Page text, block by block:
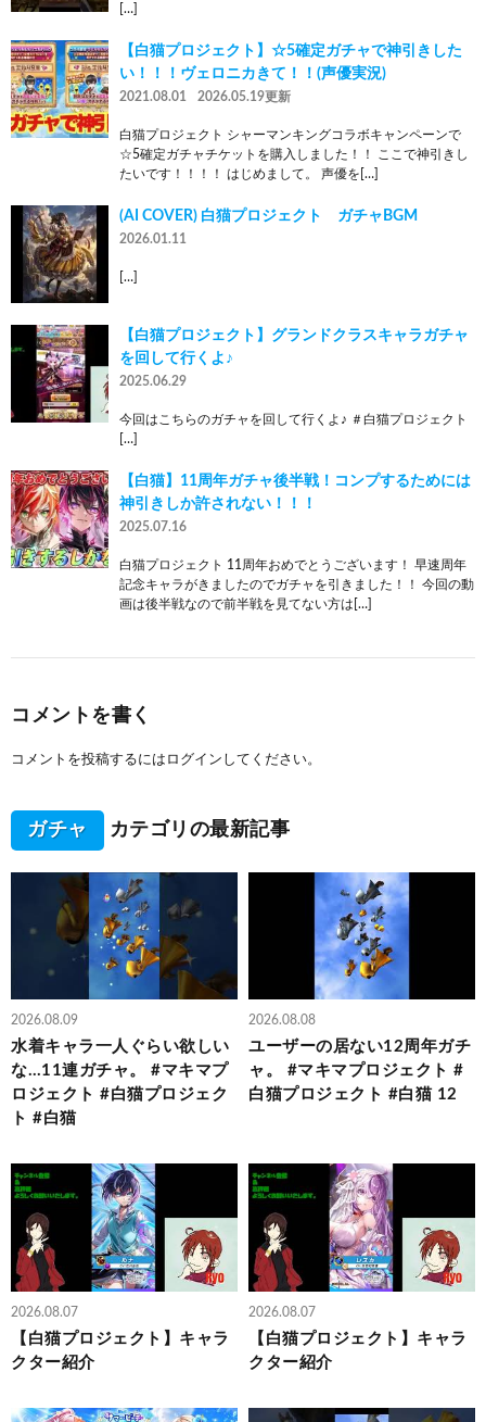
[…]
【白猫プロジェクト】☆5確定ガチャで神引きした
い！！！ヴェロニカきて！！(声優実況)
2021.08.01 2026.05.19更新
白猫プロジェクト シャーマンキングコラボキャンペーンで
☆5確定ガチャチケットを購入しました！！ ここで神引きし
たいです！！！！ はじめまして。 声優を[…]
(AI COVER) 白猫プロジェクト ガチャBGM
2026.01.11
[…]
【白猫プロジェクト】グランドクラスキャラガチャ
を回して行くよ♪
2025.06.29
今回はこちらのガチャを回して行くよ♪ ＃白猫プロジェクト
[…]
【白猫】11周年ガチャ後半戦！コンプするためには
神引きしか許されない！！！
2025.07.16
白猫プロジェクト 11周年おめでとうございます！ 早速周年
記念キャラがきましたのでガチャを引きました！！ 今回の動
画は後半戦なので前半戦を見てない方は[…]
コメントを書く
コメントを投稿するには ログイン してください。
ガチャ カテゴリの最新記事
2026.08.09
水着キャラ一人ぐらい欲しい
な…11連ガチャ。 #マキマプ
ロジェクト #白猫プロジェク
ト #白猫
2026.08.08
ユーザーの居ない12周年ガチ
ャ。 #マキマプロジェクト #
白猫プロジェクト #白猫 12
2026.08.07
【白猫プロジェクト】キャラ
クター紹介
2026.08.07
【白猫プロジェクト】キャラ
クター紹介